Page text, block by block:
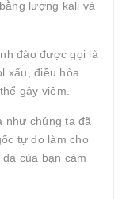
lượng kali và
đào được gọi là
xấu, điều hòa
gây viêm.
như chúng ta đã
tự do làm cho
của bạn cảm